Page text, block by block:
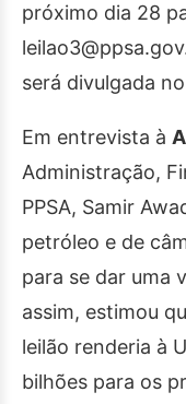
próximo dia 28
será divulgada
Em entrevista à
Administração,
PPSA, Samir
petróleo e de
para se dar uma
assim, estimou
leilão renderia à
bilhões para os